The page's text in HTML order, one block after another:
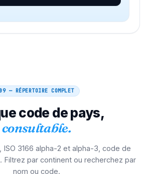
— RÉPERTOIRE COMPLET
code de pays,
consultable.
ISO 3166 alpha-2 et alpha-3, code de
Filtrez par continent ou recherchez par
nom ou code.